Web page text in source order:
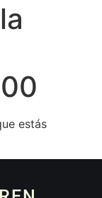
estás